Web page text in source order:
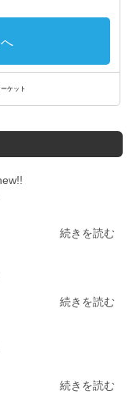
続きを読む
続きを読む
続きを読む